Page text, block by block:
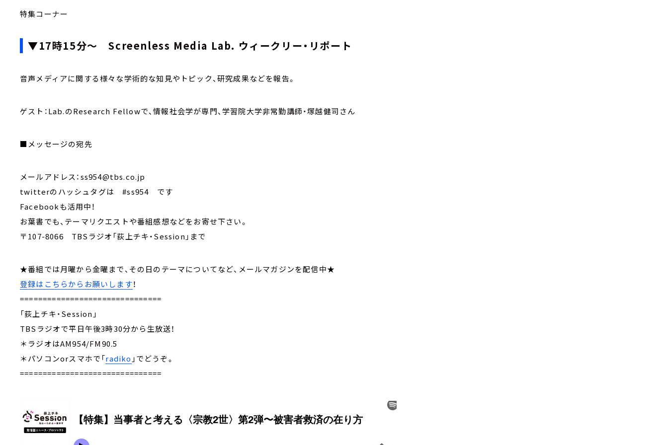
特集コーナー
▼17時15分～ Screenless Media Lab. ウィークリー・リポート
音声メディアに関する様々な学術的な知見やトピック、研究成果などを報告。
ゲスト：Lab.のResearch Fellowで、情報社会学が専門、学習院大学非常勤講師・塚越健司さん
■メッセージの宛先
メールアドレス：ss954@tbs.co.jp
twitterのハッシュタグは #ss954 です
Facebookも活用中！
お葉書でも、テーマリクエストや番組感想などをお寄せ下さい。
〒107-8066 TBSラジオ「荻上チキ・Session」まで
★番組では月曜から金曜まで、その日のテーマについてなど、メールマガジンを配信中★
登録はこちらからお願いします！
===============================
「荻上チキ・Session」
TBSラジオで平日午後3時30分から生放送！
＊ラジオはAM954/FM90.5
＊パソコンorスマホで「radiko 」でどうぞ。
===============================